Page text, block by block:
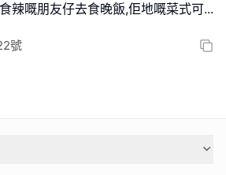
辣嘅朋友仔去食晚飯,佢地嘅菜式可...
號